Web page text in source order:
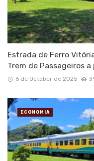
Estrada de Ferro
Trem de Passageiros
6 de October de 2025
ECONOMIA